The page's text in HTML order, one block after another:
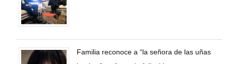
Familia reconoce a “la señora de las uñas